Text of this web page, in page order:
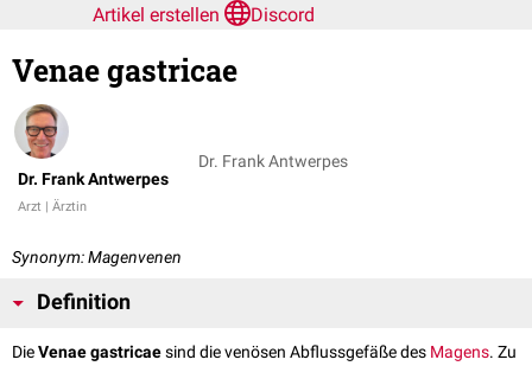
Artikel erstellen
Discord
Venae gastricae
Dr. Frank Antwerpes
Arzt | Ärztin
Dr. Frank Antwerpes
Synonym: Magenvenen
Definition
DieVenae gastricaesind die venösen Abflussgefäße des Magens. Zu